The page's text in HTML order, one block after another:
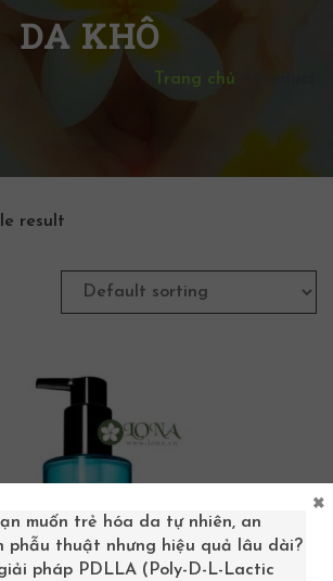
DA KHÔ
Trang chủ
result
muốn trẻ hóa da tự nhiên, an
phẫu thuật nhưng hiệu quả lâu dài?
pháp PDLLA (Poly-D-L-Lactic
×